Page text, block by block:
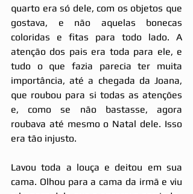
quarto era só dele, com os objetos que
gostava, e não aquelas bonecas
coloridas e fitas para todo lado. A
atenção dos pais era toda para ele, e
tudo o que fazia parecia ter muita
importância, até a chegada da Joana,
que roubou para si todas as atenções
e, como se não bastasse, agora
roubava até mesmo o Natal dele. Isso
era tão injusto.
Lavou toda a louça e deitou em sua
cama. Olhou para a cama da irmã e viu